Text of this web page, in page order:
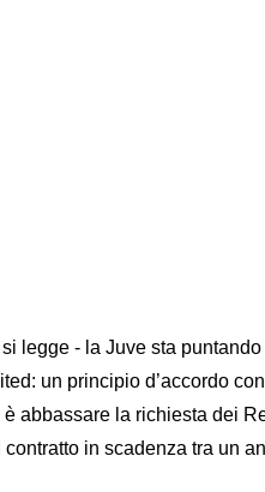
legge - la Juve sta
un principio d’accordo
è abbassare la richiesta dei
in scadenza tra un